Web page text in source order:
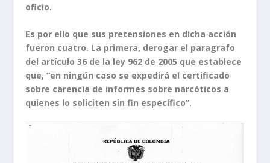
oficio.
Es por ello que sus pretensiones en dicha acción
fueron cuatro. La primera, derogar el paragrafo
del artículo 36 de la ley 962 de 2005 que establece
que, “en ningún caso se expedirá el certificado
sobre carencia de informes sobre narcóticos a
quienes lo soliciten sin fin específico”.